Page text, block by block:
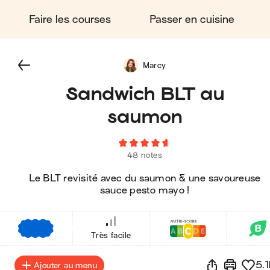
Faire les courses Passer en cuisine
Sandwich BLT au
saumon
48 notes
Le BLT revisité avec du saumon & une savoureuse
sauce pesto mayo !
Marcy
Très facile
Ajouter au menu